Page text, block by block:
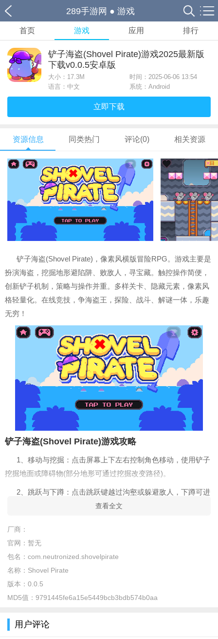
289手游网 ● 游戏
首页 游戏 应用 排行
铲子海盗(Shovel Pirate)游戏2025最新版
下载v0.0.5安卓版
大小： 17.3M
时间：2025-06-06 13:54
语言：中文
系统：Android
立即下载
资源信息 同类热门 评论(0) 相关资源
铲子海盗(Shovel Pirate)，像素风横版冒险RPG。游戏主要是
扮演海盗，挖掘地形避陷阱、败敌人，寻宝藏。触控操作简便，
创新铲子机制，策略与操作并重。多样关卡、隐藏元素，像素风
格轻量化。在线竞技，争海盗王，探险、战斗、解谜一体，乐趣
无穷！
铲子海盗(Shovel Pirate)游戏攻略
1、移动与挖掘：点击屏幕上下左右控制角色移动，使用铲子
挖掘地面或障碍物(部分地形可通过挖掘改变路径)。
2、跳跃与下蹲：点击跳跃键越过沟壑或躲避敌人，下蹲可进
3、利用铲子改变地形：遇到高墙或障碍时，挖掘地面形成台
阶或通道，或通过挖掘触发隐藏机关。
5、应对敌人与陷阱：观察敌人移动规律(如巡逻范围、攻击模
式)，利用跳跃或挖掘地形躲避;注意地面尖刺、滚石等陷阱，提
前规划路线。
6、寻找隐藏宝藏：留意关卡中颜色异常的方块或特殊地形，
铲子海盗(Shovel Pirate)游戏内容
查看全文
厂商：
官网： 暂无
包名： com.neutronized.shovelpirate
名称： Shovel Pirate
版本： 0.0.5
MD5值： 9791445fe6a15e5449bcb3bdb574b0aa
用户评论